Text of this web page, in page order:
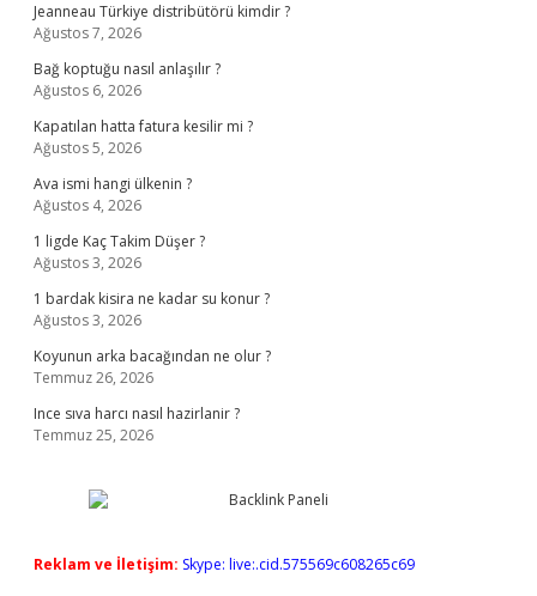
Jeanneau Türkiye distribütörü kimdir ?
Ağustos 7, 2026
Bağ koptuğu nasıl anlaşılır ?
Ağustos 6, 2026
Kapatılan hatta fatura kesilir mi ?
Ağustos 5, 2026
Ava ismi hangi ülkenin ?
Ağustos 4, 2026
1 ligde Kaç Takim Düşer ?
Ağustos 3, 2026
1 bardak kisira ne kadar su konur ?
Ağustos 3, 2026
Koyunun arka bacağından ne olur ?
Temmuz 26, 2026
Ince sıva harcı nasıl hazirlanir ?
Temmuz 25, 2026
Reklam ve İletişim: Skype: live:.cid.575569c608265c69